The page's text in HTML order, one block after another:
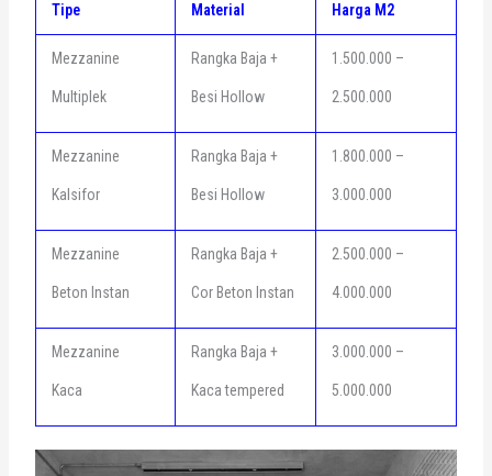
Tipe Material Harga M2
Mezzanine
Multiplek
Rangka Baja +
Besi Hollow
1.500.000 –
2.500.000
Mezzanine
Kalsifor
Rangka Baja +
Besi Hollow
1.800.000 –
3.000.000
Mezzanine
Beton Instan
Rangka Baja +
Cor Beton Instan
2.500.000 –
4.000.000
Mezzanine
Kaca
Rangka Baja +
Kaca tempered
3.000.000 –
5.000.000